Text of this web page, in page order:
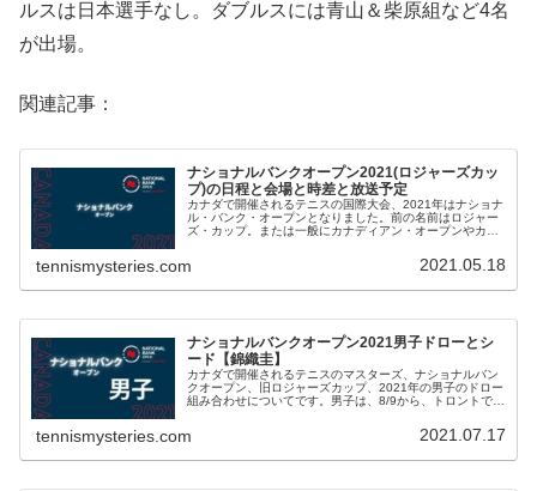
ルスは日本選手なし。ダブルスには青山＆柴原組など4名
が出場。
関連記事：
ナショナルバンクオープン2021(ロジャーズカッ
プ)の日程と会場と時差と放送予定
カナダで開催されるテニスの国際大会、2021年はナショナ
ル・バンク・オープンとなりました。前の名前はロジャー
ズ・カップ。または一般にカナディアン・オープンやカナ
tennismysteries.com 2021.05.18
ナショナルバンクオープン2021男子ドローとシ
ード【錦織圭】
カナダで開催されるテニスのマスターズ、ナショナルバン
クオープン、旧ロジャーズカップ、2021年の男子のドロー
組み合わせについてです。男子は、8/9から、トロントで開
tennismysteries.com 2021.07.17